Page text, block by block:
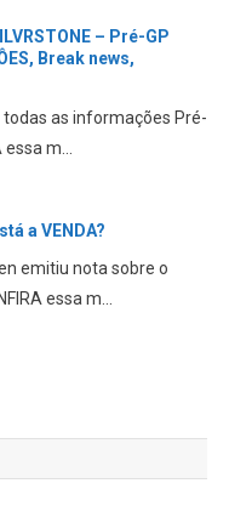
– Pré-GP
Break news,
todas as informações Pré-
essa m...
a VENDA?
emitiu nota sobre o
essa m...